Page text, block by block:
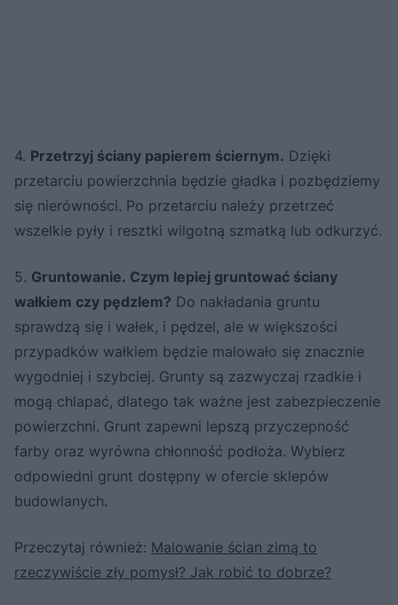
4. Przetrzyj ściany papierem ściernym. Dzięki
przetarciu powierzchnia będzie gładka i pozbędziemy
się nierówności. Po przetarciu należy przetrzeć
wszelkie pyły i resztki wilgotną szmatką lub odkurzyć.
5. Gruntowanie. Czym lepiej gruntować ściany
wałkiem czy pędzlem? Do nakładania gruntu
sprawdzą się i wałek, i pędzel, ale w większości
przypadków wałkiem będzie malowało się znacznie
wygodniej i szybciej. Grunty są zazwyczaj rzadkie i
mogą chlapać, dlatego tak ważne jest zabezpieczenie
powierzchni. Grunt zapewni lepszą przyczepność
farby oraz wyrówna chłonność podłoża. Wybierz
odpowiedni grunt dostępny w ofercie sklepów
budowlanych.
Przeczytaj również: Malowanie ścian zimą to
rzeczywiście zły pomysł? Jak robić to dobrze?